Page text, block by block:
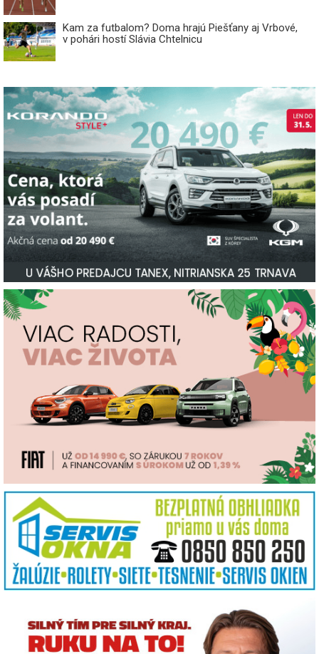
Kam za futbalom? Doma hrajú Piešťany aj Vrbové,
v pohári hostí Slávia Chtelnicu